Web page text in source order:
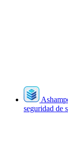
seguridad de